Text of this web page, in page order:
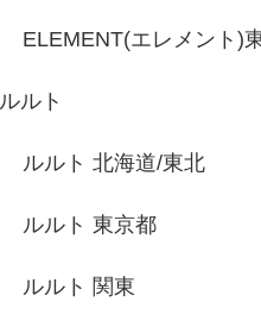
ELEMENT(エレメント)
ルルト
ルルト 北海道/東北
ルルト 東京都
ルルト 関東